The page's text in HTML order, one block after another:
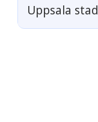
Uppsala stad